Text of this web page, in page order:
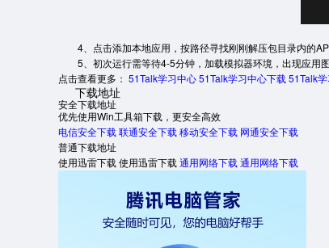
4、点击添加本地应用，按路径寻找刚刚解压包目录内的
5、初次运行需等待4-5分钟，加载模拟器环境，出现应用图
点击查看更多： 51Talk学习中心51Talk学习中心下载51Talk
下载地址
安全下载地址
优先使用Win工具箱下载，更安全高效
电信安全下载联通安全下载移动安全下载 网通安全下载
普通下载地址
使用迅雷下载使用迅雷下载通用网络下载通用网络下载